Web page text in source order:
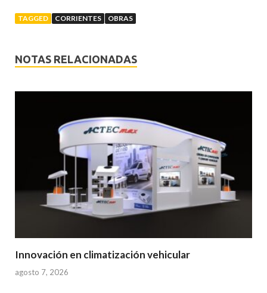
TAGGED CORRIENTES OBRAS
NOTAS RELACIONADAS
Innovación en climatización vehicular
agosto 7, 2026